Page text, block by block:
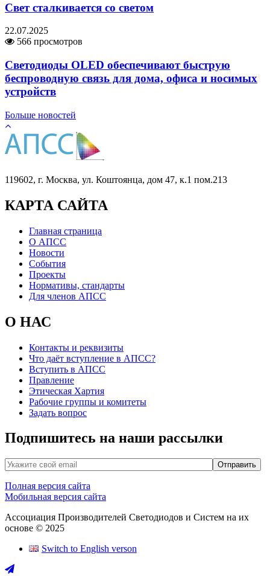
Свет сталкивается со светом
22.07.2025
566 просмотров
Светодиоды OLED обеспечивают быструю
беспроводную связь для дома, офиса и носимых
устройств
Больше новостей
119602, г. Москва, ул. Коштоянца, дом 47, к.1 пом.213
КАРТА САЙТА
Главная страница
О АПСС
Новости
События
Проекты
Нормативы, стандарты
Для членов АПСС
О НАС
Контакты и реквизиты
Что даёт вступление в АПСС?
Вступить в АПСС
Правление
Этическая Хартия
Рабочие группы и комитеты
Задать вопрос
Подпишитесь на наши рассылки
Полная версия сайта
Мобильная версия сайта
Ассоциация Производителей Светодиодов и Систем на их
основе © 2025
Switch to English verson